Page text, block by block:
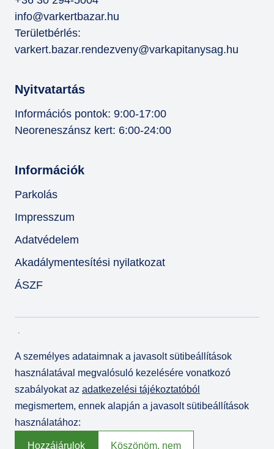
info@varkertbazar.hu
Területbérlés:
varkert.bazar.rendezveny@varkapitanysag.hu
Nyitvatartás
Információs pontok: 9:00-17:00
Neoreneszánsz kert: 6:00-24:00
Információk
Parkolás
Impresszum
Adatvédelem
Akadálymentesítési nyilatkozat
ÁSZF
© Várkert Bazár 2026
Fejlesztette azIntegral Vision Kft.
A személyes adataimnak a javasolt sütibeállítások
használatával megvalósuló kezelésére vonatkozó
szabályokat az adatkezelési tájékoztatóból
megismertem, ennek alapján a javasolt sütibeállítások
használatához:
Hozzájárulok Köszönöm, nem